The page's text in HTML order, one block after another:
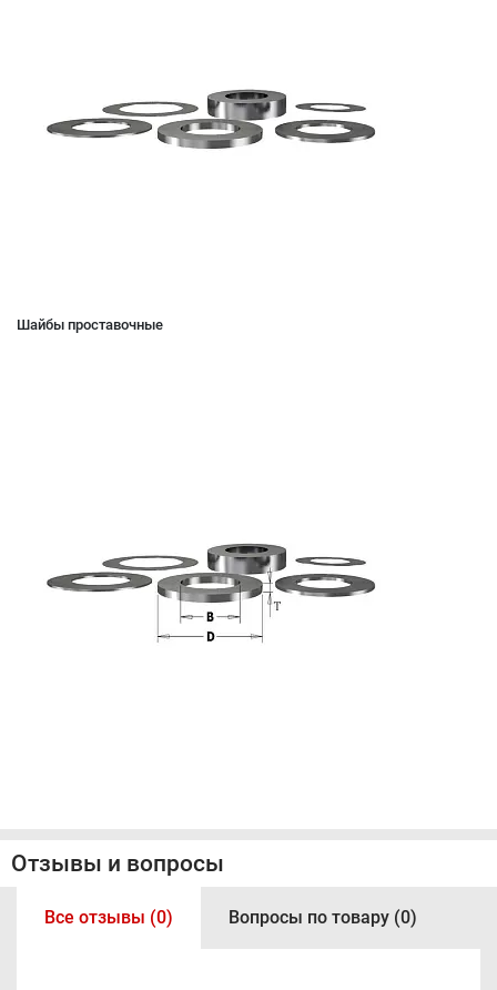
Шайбы проставочные
Отзывы и вопросы
Все отзывы (0) Вопросы по товару (0)